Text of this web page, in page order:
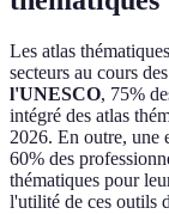
Les atlas
secteurs au cours
l'UNESCO, 75%
intégré des atlas
2026. En outre, une
60% des
thématiques pour
l'utilité de ces outils